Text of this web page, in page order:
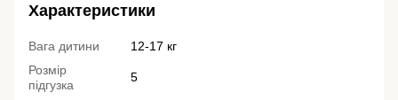
Характеристики
Вага дитини
12-17 кг
Розмір
підгузка
5